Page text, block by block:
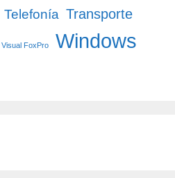
Telefonía Transporte
Visual FoxPro Windows